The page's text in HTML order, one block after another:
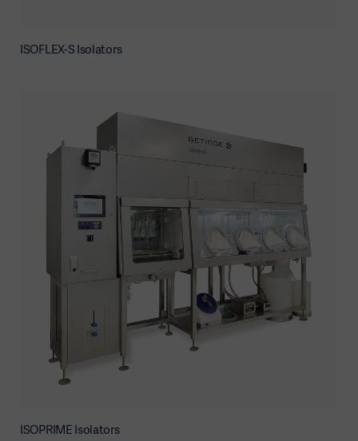
ISOFLEX-S Isolators
ISOPRIME Isolators